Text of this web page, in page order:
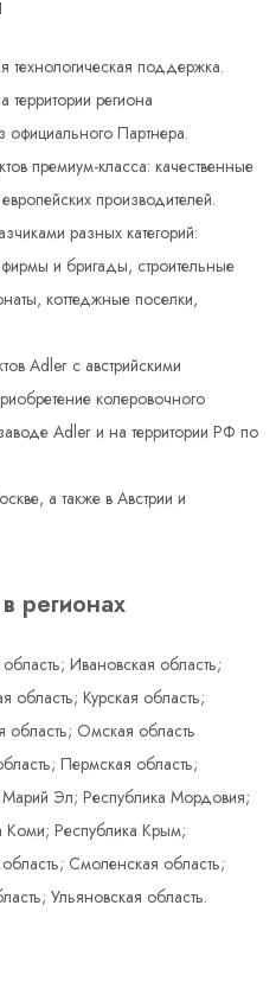
технологическая поддержка.
региона
официального Партнера.
премиум-класса: качественные
производителей.
разных категорий:
и бригады, строительные
коттеджные поселки,
Adler с австрийскими
колеровочного
Adler и на территории РФ по
а также в Австрии и
регионах
Ивановская область;
область; Курская область;
область; Омская область
Пермская область;
Марий Эл; Республика Мордовия;
Коми; Республика Крым;
Смоленская область;
Ульяновская область.